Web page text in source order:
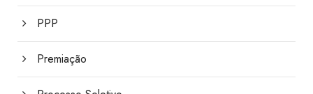
PPP
Premiação